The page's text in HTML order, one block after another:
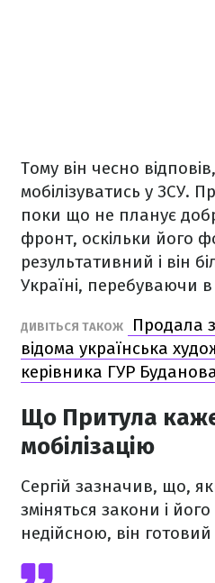
Тому він чесно
мобілізуватись у ЗСУ.
поки що не планує
фронт, оскільки його
результативний і він
Україні, перебуваючи
ДИВІТЬСЯ ТАКОЖ
Продала
відома українська
керівника ГУР
Що Притула
мобілізацію
Сергій зазначив, що,
зміняться закони і
недійсною, він готовий